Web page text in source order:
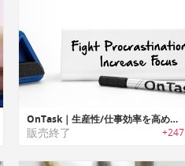
OnTask｜生産性/仕事効率を高める三面デスクトップホワイトボード「オンタスク」
販売終了 +247